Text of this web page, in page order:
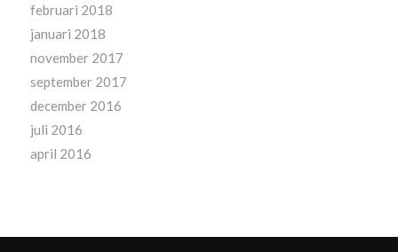
februari 2018
januari 2018
november 2017
september 2017
december 2016
juli 2016
april 2016